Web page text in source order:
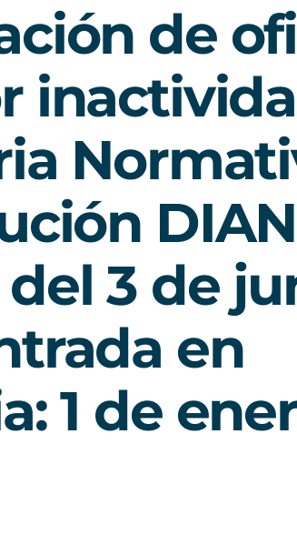
de
DIAN
del 3 de
en
1 de